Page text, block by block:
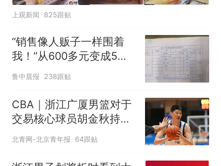
上观新闻 825跟贴
“销售像人贩子一样围着
我！”从600多元变成5万
元，57岁保洁阿姨做医美
糊
鲁中晨报 238跟贴
CBA｜浙江广厦男篮对于
交易核心球员胡金秋持开
放态度
北青网-北京青年报 64跟贴